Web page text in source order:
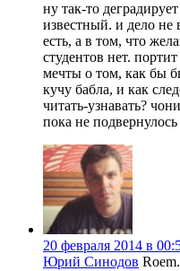
ну так-то
известный. и дело
есть, а в том, что
студентов нет.
мечты о том, как бы
кучу бабла, и как
читать-узнавать?
пока не
20 февраля 2014 в
Юрий Синодов